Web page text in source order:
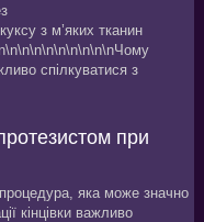
з м’яких тканин
спілкуватися з
при
яка може значно
кінцівки важливо